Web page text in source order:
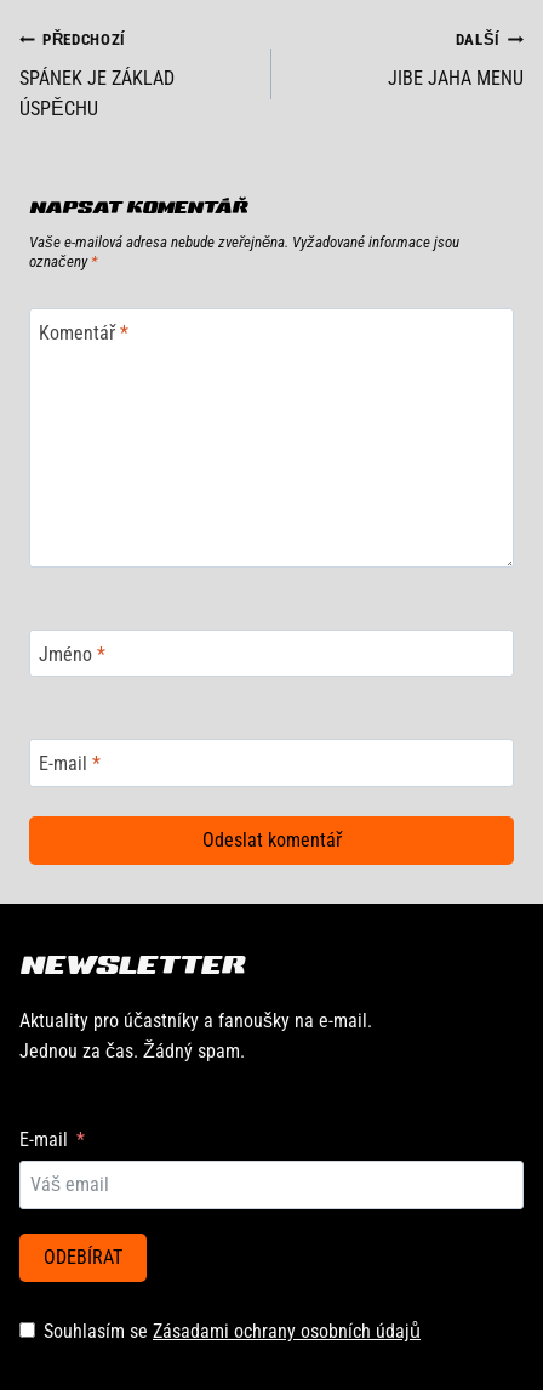
NAVIGACE
PRO
PŘEDCHOZÍ
SPÁNEK JE ZÁKLAD
ÚSPĚCHU
DALŠÍ
JIBE JAHA MENU
NAPSAT KOMENTÁŘ
Vaše e-mailová adresa nebude zveřejněna. Vyžadované informace jsou
označeny *
Komentář*
Jméno *
E-mail *
NEWSLETTER
Aktuality pro účastníky a fanoušky na e-mail.
Jednou za čas. Žádný spam.
E-mail
ODEBÍRAT
Souhlasím se Zásadami ochrany osobních údajů